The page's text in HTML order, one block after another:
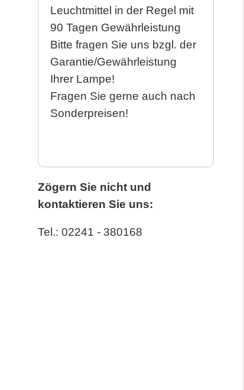
Leuchtmittel in der Regel mit
90 Tagen Gewährleistung
Bitte fragen Sie uns bzgl. der
Garantie/Gewährleistung
Ihrer Lampe!
Fragen Sie gerne auch nach
Sonderpreisen!
Zögern Sie nicht und
kontaktieren Sie uns:
Tel.: 02241 - 380168